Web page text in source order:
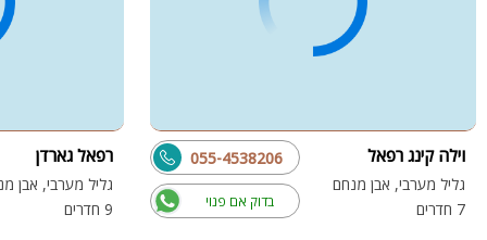
וילה קינג רפאל
גליל מערבי, אבן מנחם
7 חדרים
בדוק אם פנוי
055-4538206 רפאל גארדן
גליל מערבי, אבן
9 חדרים